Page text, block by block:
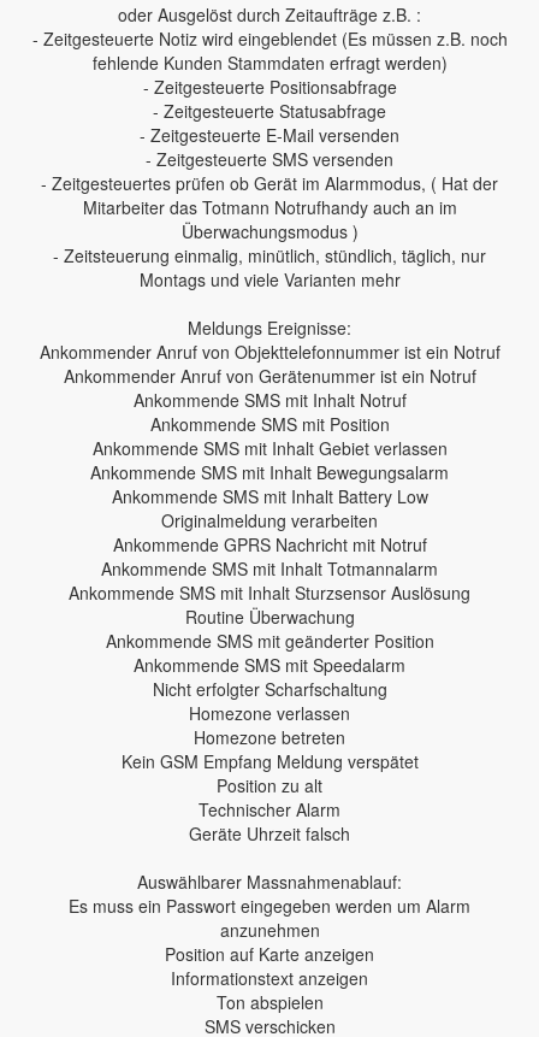
oder Ausgelöst durch Zeitaufträge z.B. :
- Zeitgesteuerte Notiz wird eingeblendet (Es müssen z.B. noch
fehlende Kunden Stammdaten erfragt werden)
- Zeitgesteuerte Positionsabfrage
- Zeitgesteuerte Statusabfrage
- Zeitgesteuerte E-Mail versenden
- Zeitgesteuerte SMS versenden
- Zeitgesteuertes prüfen ob Gerät im Alarmmodus, ( Hat der
Mitarbeiter das Totmann Notrufhandy auch an im
Überwachungsmodus )
- Zeitsteuerung einmalig, minütlich, stündlich, täglich, nur
Montags und viele Varianten mehr
Meldungs Ereignisse:
Ankommender Anruf von Objekttelefonnummer ist ein Notruf
Ankommender Anruf von Gerätenummer ist ein Notruf
Ankommende SMS mit Inhalt Notruf
Ankommende SMS mit Position
Ankommende SMS mit Inhalt Gebiet verlassen
Ankommende SMS mit Inhalt Bewegungsalarm
Ankommende SMS mit Inhalt Battery Low
Originalmeldung verarbeiten
Ankommende GPRS Nachricht mit Notruf
Ankommende SMS mit Inhalt Totmannalarm
Ankommende SMS mit Inhalt Sturzsensor Auslösung
Routine Überwachung
Ankommende SMS mit geänderter Position
Ankommende SMS mit Speedalarm
Nicht erfolgter Scharfschaltung
Homezone verlassen
Homezone betreten
Kein GSM Empfang Meldung verspätet
Position zu alt
Technischer Alarm
Geräte Uhrzeit falsch
Auswählbarer Massnahmenablauf:
Es muss ein Passwort eingegeben werden um Alarm
anzunehmen
Position auf Karte anzeigen
Informationstext anzeigen
Ton abspielen
SMS verschicken